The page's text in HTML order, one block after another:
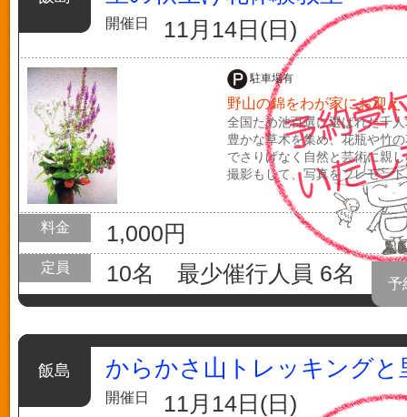
開催日 11月14日(日)
駐車場有
野山の錦をわが家にお迎え
全国ため池百選に選ばれた千
豊かな草木を集め、花瓶や竹
でさりげなく自然と芸術に親
撮影もして、写真をプレゼン
料金 1,000円
定員 10名 最少催行人員 6名 予
からかさ山トレッキングと
開催日 11月14日(日)
飯島